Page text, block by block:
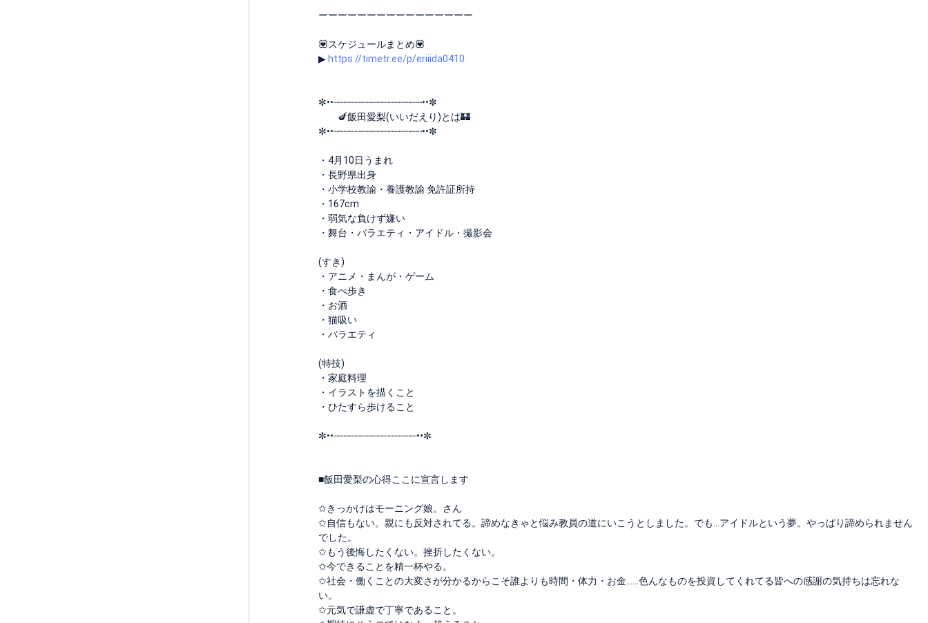
ーーーーーーーーーーーーーーーー
💟スケジュールまとめ💟
▶︎ https://timetr.ee/p/eriiida0410
✼••┈┈┈┈┈┈┈┈┈┈┈┈┈┈┈┈••✼
🍆飯田愛梨(いいだえり)とは🏰
✼••┈┈┈┈┈┈┈┈┈┈┈┈┈┈┈┈••✼
・4月10日うまれ
・長野県出身
・小学校教諭・養護教諭 免許証所持
・167cm
・弱気な負けず嫌い
・舞台・バラエティ・アイドル・撮影会
(すき)
・アニメ・まんが・ゲーム
・食べ歩き
・お酒
・猫吸い
・バラエティ
(特技)
・家庭料理
・イラストを描くこと
・ひたすら歩けること
✼••┈┈┈┈┈┈┈┈┈┈┈┈┈┈┈••✼
■飯田愛梨の心得ここに宣言します
✩きっかけはモーニング娘。さん
✩自信もない。親にも反対されてる。諦めなきゃと悩み教員の道にいこうとしました。でも…アイドルという夢。やっぱり諦められません
でした。
✩もう後悔したくない。挫折したくない。
✩今できることを精一杯やる。
✩社会・働くことの大変さが分かるからこそ誰よりも時間・体力・お金……色んなものを投資してくれてる皆への感謝の気持ちは忘れな
い。
✩元気で謙虚で丁寧であること。